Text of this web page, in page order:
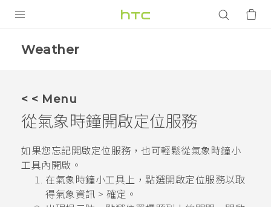
G REIGNS
VIVERSE
應用程式
Weather
< < Menu
從氣象時鐘開啟定位服務
如果您忘記開啟定位服務，也可輕鬆從氣象時鐘小
工具內開啟。
在氣象時鐘小工具上，點選開啟定位服務以取
得氣象資訊 > 確定 。